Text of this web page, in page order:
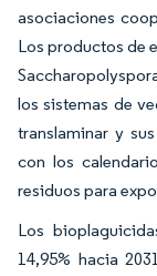
asociaciones
Los productos de
los sistemas de
translaminar y
con los
residuos para
Los
14,95% hacia